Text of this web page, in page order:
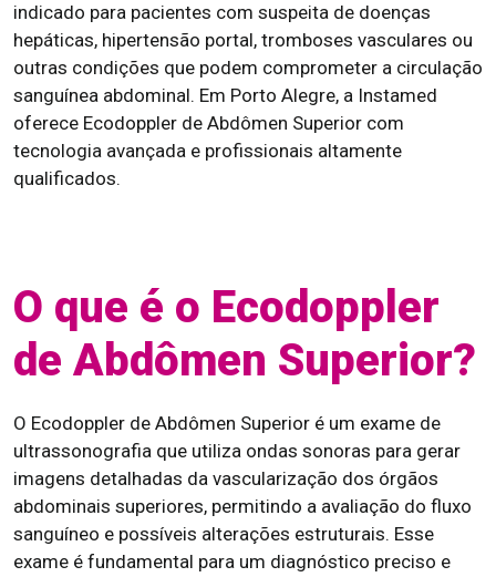
indicado para pacientes com suspeita de doenças
hepáticas, hipertensão portal, tromboses vasculares ou
outras condições que podem comprometer a circulação
sanguínea abdominal. Em Porto Alegre, a Instamed
oferece Ecodoppler de Abdômen Superior com
tecnologia avançada e profissionais altamente
qualificados.
O que é o Ecodoppler
de Abdômen Superior?
O Ecodoppler de Abdômen Superior é um exame de
ultrassonografia que utiliza ondas sonoras para gerar
imagens detalhadas da vascularização dos órgãos
abdominais superiores, permitindo a avaliação do fluxo
sanguíneo e possíveis alterações estruturais. Esse
exame é fundamental para um diagnóstico preciso e